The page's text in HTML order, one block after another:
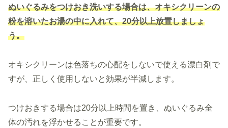
ぬいぐるみをつけおき洗いする場合は、オキシクリーンの
粉を溶いたお湯の中に入れて、20分以上放置しましょ
う。
オキシクリーンは色落ちの心配をしないで使える漂白剤で
すが、正しく使用しないと効果が半減します。
つけおきする場合は20分以上時間を置き、ぬいぐるみ全
体の汚れを浮かせることが重要です。